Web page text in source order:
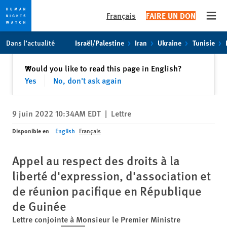
toto
content
Français FAIRE UN DON
Dans l’actualité Israël/Palestine Iran Ukraine Tunisie
Would you like to read this page in English?
Yes
No, don't ask again
✕Fermer
9 juin 2022 10:34AM EDT | Lettre
Disponible en English Français
Appel au respect des droits à la
liberté d'expression, d'association et
de réunion pacifique en République
de Guinée
Lettre conjointe à Monsieur le Premier Ministre